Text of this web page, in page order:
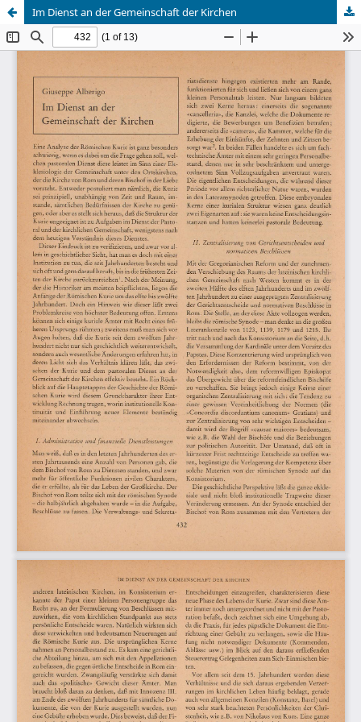
Im Dienst an der Gemeinschaft der Kirchen